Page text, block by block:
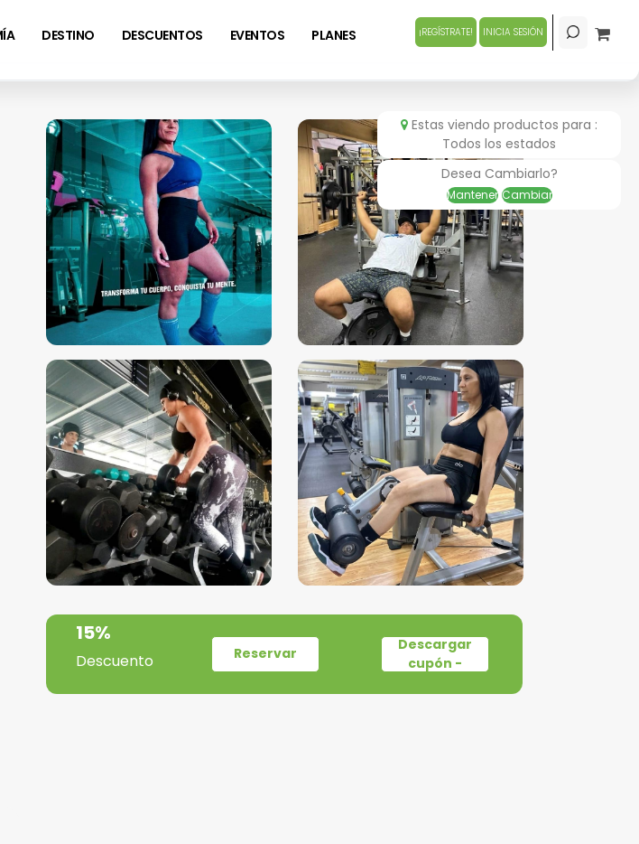
DESTINO DESCUENTOS EVENTOS PLANES ¡REGÍSTRATE! INICIA SESIÓN
Estas viendo productos para :
Todos los estados
Desea Cambiarlo?
Mantener Cambiar
15%
Descuento Reservar
Descargar
cupón -